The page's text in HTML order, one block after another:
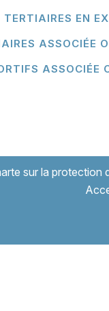
EN
ASSOCIÉE
sur la protection